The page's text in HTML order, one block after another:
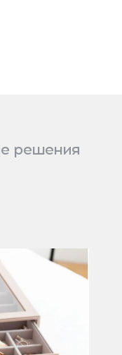
решения